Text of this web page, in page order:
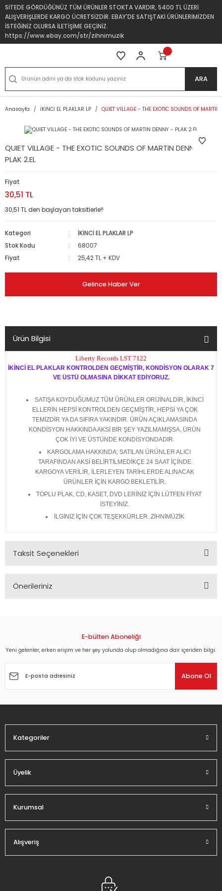
SİTEDE GÖRDÜĞÜNÜZ TÜM ÜRÜNLER STOKTA VARDIR, 5400 TL ÜZERİ
ALIŞVERİŞLERDE KARGO ÜCRETSİZDİR. EBAY'DE SATIŞTAKİ ÜRÜNLERİMİZDEN
İSTEĞİNİZ OLURSA İLETİŞİME GEÇİNİZ.
https://www.ebay.com/str/zihnimuzik
ARA
Anasayfa İKİNCİ EL PLAKLAR LP QUIET VILLAGE - THE EXOTIC SOUNDS OF
QUIET VILLAGE - THE EXOTIC SOUNDS OF MARTIN DENNY -
PLAK 2.EL
Fiyat
30,51 TL
30,51 TL den başlayan taksitlerle!!
Kategori
İKİNCİ EL PLAKLAR LP
Stok Kodu
68007
Fiyat
25,42 TL + KDV
Gelince Haber Ver
Ürün Bilgisi
Liberty Records LST 7122
İKİNCİ EL PLAKLAR KONTROLDEN GEÇMİŞTİR, KONDİSYON OLARAK 7
VE ÜSTÜ OLMASINA DİKKAT EDİYORUZ.
SATIŞA KOYDUĞUMUZ TÜM ÜRÜNLER ORİJİNALDİR, İKİNCİ
ELLERİN HEPSİ KONTROLDEN GEÇMİŞTİR, HEPSİ YA ÇOK
TEMİZDİR YA DA SIFIRA YAKINDIR. ÜRÜN AÇIKLAMASINDA
KONDİSYON HAKKINDA AKSİ BİR ŞEY YAZILMAMIŞSA, ÜRÜN
ÇOK İYİ VE ÜSTÜNDE KONDİSYONDADIR.
KARGOLAMA HAKKINDA; SATILAN ÜRÜNLER ALICI
TARAFINDAN AKSİ BELİRTİLMEDİKÇE 24 SAAT İÇİNDE
KARGOYA VERİLİR, İLERLEYEN TARİHLERDE ALINACAK
ÜRÜNLER İÇİN KARGO BEKLETİLİR.
TOPLU PLAK, CD, KASET, DVD LERİNİZ İÇİN LÜTFEN FİYAT
İSTEYİNİZ.
İLGİNİZ İÇİN ÇOK TEŞEKKÜRLER. ZİHNİMÜZİK
Taksit Seçenekleri
Önerileriniz
Görüş ve önerileriniz için teşekkür ederiz.
Ürün açıklamasında eksik bilgiler bulunuyor.
Ürün fiyatı diğer sitelerden daha pahalı.
E-bülten Aboneliği
Yeni gelenler, erken erişim ve her şey yolunda olup olmadığına dair içeriden bilgi.
Abone Ol
Kategoriler
Üyelik
Kurumsal
Alışveriş